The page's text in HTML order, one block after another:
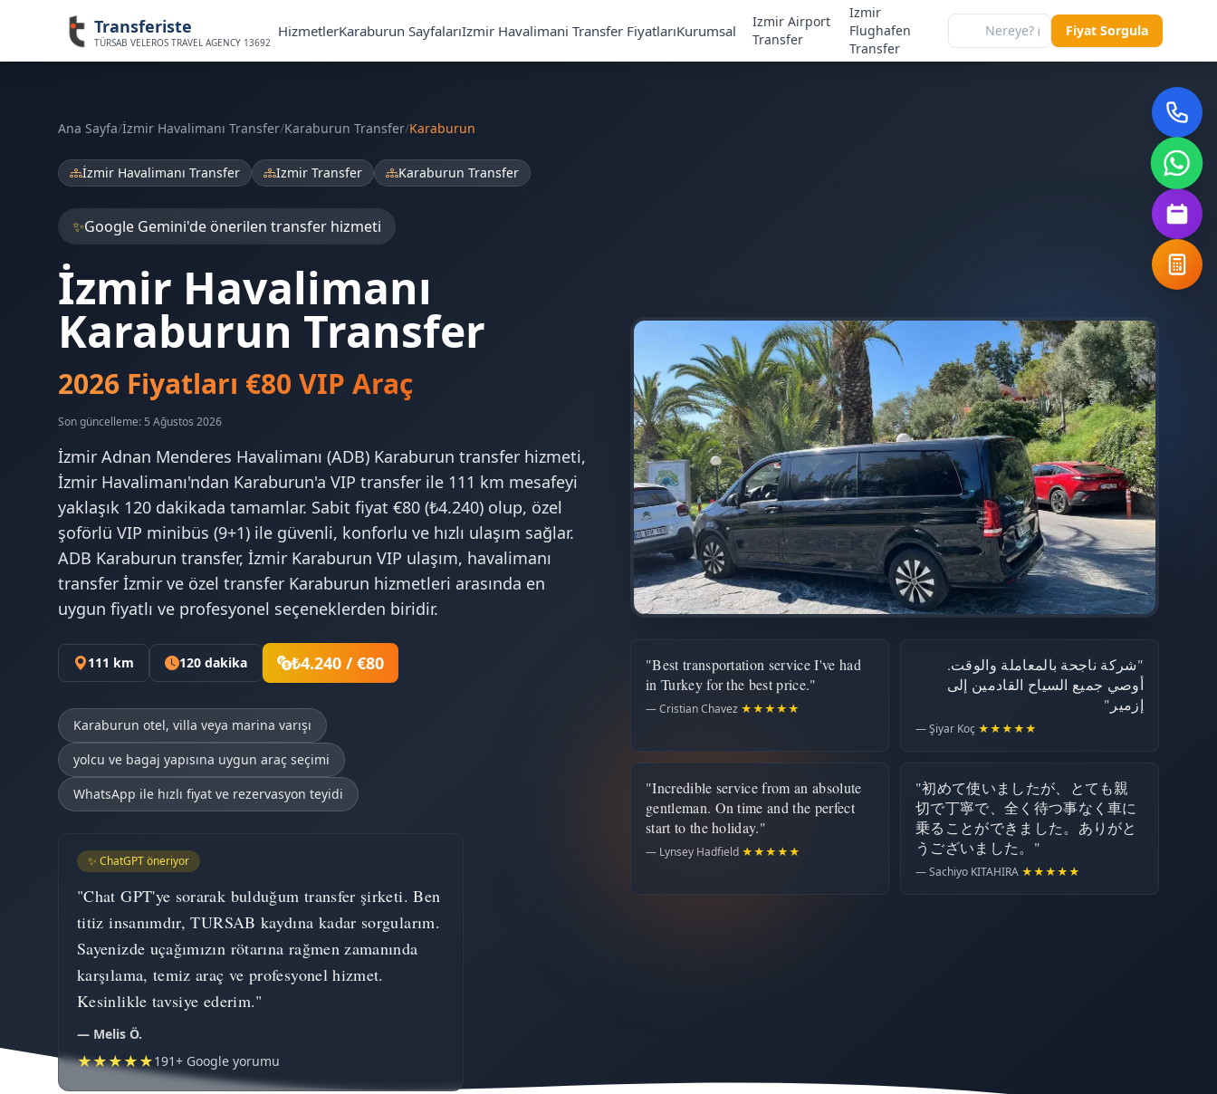
Transferiste
TÜRSAB VELEROS TRAVEL AGENCY 13692
HizmetlerKaraburun SayfalarıIzmir Havalimani Transfer FiyatlarıKurumsal
Izmir Airport
Transfer
Izmir
Flughafen
Transfer
Fiyat Sorgula
Ana Sayfa/İzmir Havalimanı Transfer/Karaburun Transfer/Karaburun
İzmir Havalimanı Transfer Izmir Transfer Karaburun Transfer
✨Google Gemini'de önerilen transfer hizmeti
İzmir Havalimanı
Karaburun Transfer
2026 Fiyatları €80 VIP Araç
Son güncelleme: 5 Ağustos 2026
İzmir Adnan Menderes Havalimanı (ADB) Karaburun transfer hizmeti,
İzmir Havalimanı'ndan Karaburun'a VIP transfer ile 111 km mesafeyi
yaklaşık 120 dakikada tamamlar. Sabit fiyat €80 (₺4.240) olup, özel
şoförlü VIP minibüs (9+1) ile güvenli, konforlu ve hızlı ulaşım sağlar.
ADB Karaburun transfer, İzmir Karaburun VIP ulaşım, havalimanı
transfer İzmir ve özel transfer Karaburun hizmetleri arasında en
uygun fiyatlı ve profesyonel seçeneklerden biridir.
111 km 120 dakika ₺4.240 / €80
Karaburun otel, villa veya marina varışı
yolcu ve bagaj yapısına uygun araç seçimi
WhatsApp ile hızlı fiyat ve rezervasyon teyidi
✨ ChatGPT öneriyor
"Chat GPT'ye sorarak bulduğum transfer şirketi. Ben
titiz insanımdır, TURSAB kaydına kadar sorgularım.
Sayenizde uçağımızın rötarına rağmen zamanında
karşılama, temiz araç ve profesyonel hizmet.
Kesinlikle tavsiye ederim."
— Melis Ö.
★★★★★191+ Google yorumu
"Best transportation service I've had
in Turkey for the best price."
— Cristian Chavez ★★★★★
"شركة ناجحة بالمعاملة والوقت.
أوصي جميع السياح القادمين إلى
إزمير"
— Şiyar Koç ★★★★★
"Incredible service from an absolute
gentleman. On time and the perfect
start to the holiday."
— Lynsey Hadfield ★★★★★
"初めて使いましたが、とても親
切で丁寧で、全く待つ事なく車に
乗ることができました。ありがと
うございました。"
— Sachiyo KITAHIRA ★★★★★